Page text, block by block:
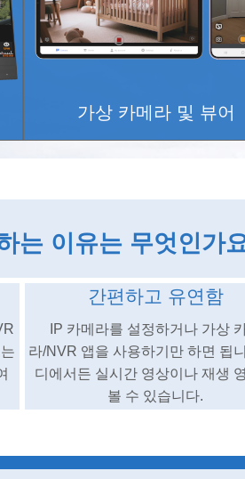
가상 카메라 및 뷰어
는 이유는 무엇인가
간편하고 유연함
IP 카메라를 설정하거나 가상
라/NVR 앱을 사용하기만 하면 됩
디에서든 실시간 영상이나 재생
볼 수 있습니다.